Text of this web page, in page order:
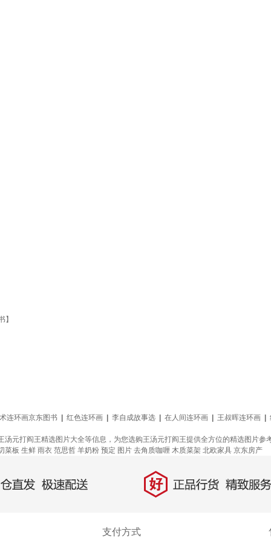
】
连环画京东图书 红色连环画 李自成故事选 在人间连环画 王叔晖连环画
元打阎王精选图片大全等信息，为您选购王汤元打阎王提供全方位的精选图片参
菜板 生鲜 雨衣 范思哲 羊奶粉 预定 图片 去角质咖喱 木质菜架 北欧家具 京东房产
发，极速配送 好 正品行货，精致服务
支付方式